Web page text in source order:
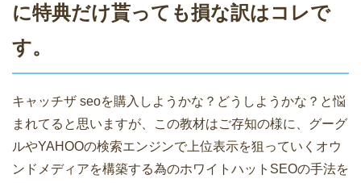
に特典だけ貰っても損な訳はコレで
す。
キャッチザ seoを購入しようかな？どうしようかな？と悩
まれてると思いますが、この教材はご存知の様に、グーグ
ルやYAHOOの検索エンジンで上位表示を狙っていくオウ
ンドメディアを構築する為のホワイトハットSEOの手法を